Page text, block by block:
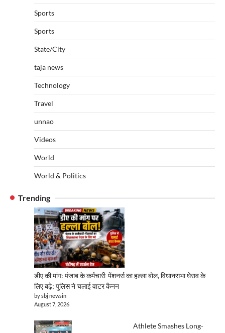
Sports
Sports
State/City
taja news
Technology
Travel
unnao
Videos
World
World & Politics
Trending
डीए की मांग: पंजाब के कर्मचारी-पेंशनर्स का हल्ला बोल, विधानसभा घेराव के
लिए बढ़े; पुलिस ने चलाई वाटर कैनन
by sbj newsin
August 7, 2026
Athlete Smashes Long-